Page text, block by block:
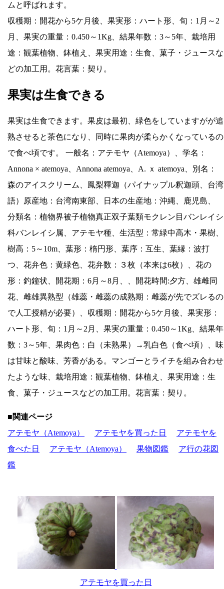
ムと呼ばれます。
収穫期：開花から5ケ月後、果実形：ハート形、旬：1月～2
月、果実の重量：0.450～1Kg、結果年数：3～5年、栽培用
途：観葉植物、鉢植え、果実用途：生食、菓子・ジュースな
どの加工用。花言葉：契り。
果実は生食できる
果実は生食できます。果皮は最初、緑色をしていますがが追
熟させると茶色になり、同時に果肉が柔らかくなっているの
で食べ頃です。 一般名：アテモヤ（Atemoya）、学名：
Annona × atemoya、Annona atemoya、A. ｘ atemoya、別名：
森のアイスクリーム、鳳梨釋迦（パイナップル釈迦頭、台湾
語）原産地：台湾南東部、日本の生産地：沖縄、鹿児島、
分類名：植物界被子植物真正双子葉類モクレン目バンレイシ
科バンレイシ属、アテモヤ種、生活型：常緑中高木・果樹、
樹高：5～10m、葉形：楕円形、葉序：互生、葉縁：波打
つ、花弁色：黄緑色、花弁数：３枚（本来は6枚）、花の
形：釣鐘状、開花期：6月～8月、、開花時間:夕方、雄雌同
花、雌雄異熟型（雄蕊・雌蕊の成熟期：雌蕊が先でズレるの
で人工授精が必要）、収穫期：開花から5ケ月後、果実形：
ハート形、旬：1月～2月、果実の重量：0.450～1Kg、結果年
数：3～5年、果肉色：白（未熟果）→乳白色（食べ頃）、味
は甘味と酸味、芳香がある。マンゴーとライチを組み合わせ
たような味、栽培用途：観葉植物、鉢植え、果実用途：生
食、菓子・ジュースなどの加工用。花言葉：契り。
■関連ページ
アテモヤ（Atemoya）
アテモヤを買った日
アテモヤを
食べた日
アテモヤ（Atemoya） 果物図鑑
ア行の花図
鑑
アテモヤを買った日